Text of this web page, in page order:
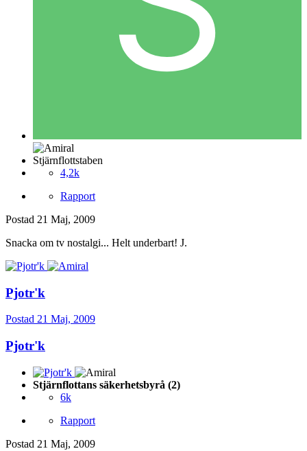
Stjärnflottstaben
4,2k
Rapport
Postad 21 Maj, 2009
Snacka om tv nostalgi... Helt underbart! J.
Pjotr'k
Postad 21 Maj, 2009
Pjotr'k
Stjärnflottans säkerhetsbyrå (2)
6k
Rapport
Postad 21 Maj, 2009